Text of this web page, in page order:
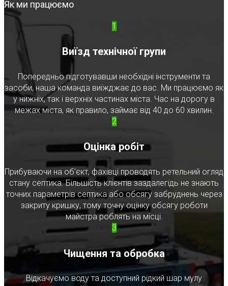
Як ми працюємо
1
Виїзд технічної групи
Попередньо підготувавши необхідні інструменти та
засоби, наша команда виїжджає до вас. Ми працюємо як
у нижніх, так і верхніх частинах міста. Час на дорогу в
межах міста, як правило, займає від 40 до 60 хвилин.
2
Оцінка робіт
Прибуваючи на об'єкт, фахівці проводять ретельний огляд
стану септика. Більшість клієнтів заздалегідь не знають
точних параметрів септика або обсягу забруднень через
закриту кришку, тому точну оцінку обсягу роботи
майстра роблять на місці.
3
Чищення та обробка
Відкачуємо воду та доступний рідкий шар мулу